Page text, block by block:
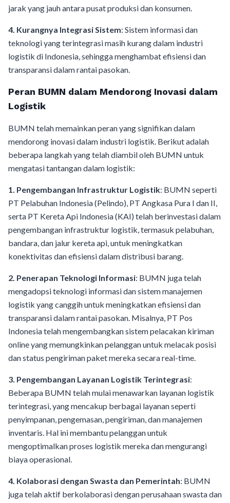
jarak yang jauh antara pusat produksi dan konsumen.
4. Kurangnya Integrasi Sistem: Sistem informasi dan
teknologi yang terintegrasi masih kurang dalam industri
logistik di Indonesia, sehingga menghambat efisiensi dan
transparansi dalam rantai pasokan.
Peran BUMN dalam Mendorong Inovasi dalam
Logistik
BUMN telah memainkan peran yang signifikan dalam
mendorong inovasi dalam industri logistik. Berikut adalah
beberapa langkah yang telah diambil oleh BUMN untuk
mengatasi tantangan dalam logistik:
1. Pengembangan Infrastruktur Logistik: BUMN seperti
PT Pelabuhan Indonesia (Pelindo), PT Angkasa Pura I dan II,
serta PT Kereta Api Indonesia (KAI) telah berinvestasi dalam
pengembangan infrastruktur logistik, termasuk pelabuhan,
bandara, dan jalur kereta api, untuk meningkatkan
konektivitas dan efisiensi dalam distribusi barang.
2. Penerapan Teknologi Informasi: BUMN juga telah
mengadopsi teknologi informasi dan sistem manajemen
logistik yang canggih untuk meningkatkan efisiensi dan
transparansi dalam rantai pasokan. Misalnya, PT Pos
Indonesia telah mengembangkan sistem pelacakan kiriman
online yang memungkinkan pelanggan untuk melacak posisi
dan status pengiriman paket mereka secara real-time.
3. Pengembangan Layanan Logistik Terintegrasi:
Beberapa BUMN telah mulai menawarkan layanan logistik
terintegrasi, yang mencakup berbagai layanan seperti
penyimpanan, pengemasan, pengiriman, dan manajemen
inventaris. Hal ini membantu pelanggan untuk
mengoptimalkan proses logistik mereka dan mengurangi
biaya operasional.
4. Kolaborasi dengan Swasta dan Pemerintah: BUMN
juga telah aktif berkolaborasi dengan perusahaan swasta dan